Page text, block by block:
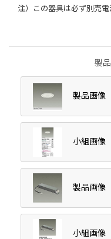
注）この器具は必ず別売
製
製品画像
小組画像
製品画像
小組画像